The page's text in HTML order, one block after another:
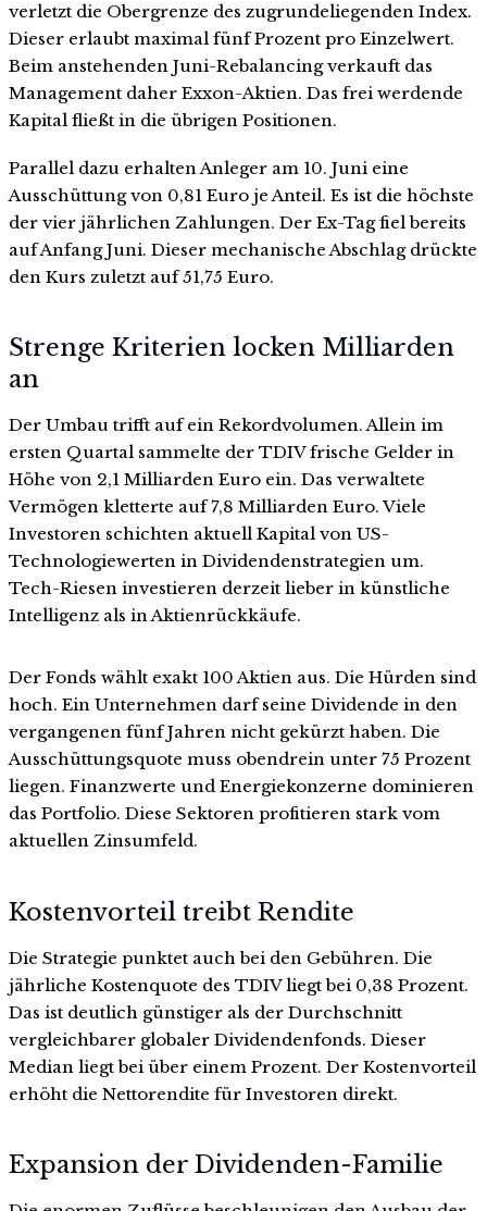
verletzt die Obergrenze des zugrundeliegenden Index.
Dieser erlaubt maximal fünf Prozent pro Einzelwert.
Beim anstehenden Juni-Rebalancing verkauft das
Management daher Exxon-Aktien. Das frei werdende
Kapital fließt in die übrigen Positionen.
Parallel dazu erhalten Anleger am 10. Juni eine
Ausschüttung von 0,81 Euro je Anteil. Es ist die höchste
der vier jährlichen Zahlungen. Der Ex-Tag fiel bereits
auf Anfang Juni. Dieser mechanische Abschlag drückte
den Kurs zuletzt auf 51,75 Euro.
Strenge Kriterien locken Milliarden
an
Der Umbau trifft auf ein Rekordvolumen. Allein im
ersten Quartal sammelte der TDIV frische Gelder in
Höhe von 2,1 Milliarden Euro ein. Das verwaltete
Vermögen kletterte auf 7,8 Milliarden Euro. Viele
Investoren schichten aktuell Kapital von US-
Technologiewerten in Dividendenstrategien um.
Tech-Riesen investieren derzeit lieber in künstliche
Intelligenz als in Aktienrückkäufe.
Der Fonds wählt exakt 100 Aktien aus. Die Hürden sind
hoch. Ein Unternehmen darf seine Dividende in den
vergangenen fünf Jahren nicht gekürzt haben. Die
Ausschüttungsquote muss obendrein unter 75 Prozent
liegen. Finanzwerte und Energiekonzerne dominieren
das Portfolio. Diese Sektoren profitieren stark vom
aktuellen Zinsumfeld.
Kostenvorteil treibt Rendite
Die Strategie punktet auch bei den Gebühren. Die
jährliche Kostenquote des TDIV liegt bei 0,38 Prozent.
Das ist deutlich günstiger als der Durchschnitt
vergleichbarer globaler Dividendenfonds. Dieser
Median liegt bei über einem Prozent. Der Kostenvorteil
erhöht die Nettorendite für Investoren direkt.
Expansion der Dividenden-Familie